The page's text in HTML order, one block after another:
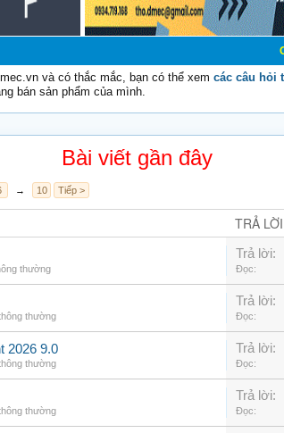
Chào mừng
và có thắc mắc, bạn có thể xem các câu hỏi
bán sản phẩm của mình.
Bài viết gần đây
→ 10 Tiếp >
TRẢ LỜI
thường
Trả lời:
Đọc:
thường
Trả lời:
Đọc:
2026 9.0
thường
Trả lời:
Đọc:
thường
Trả lời:
Đọc: